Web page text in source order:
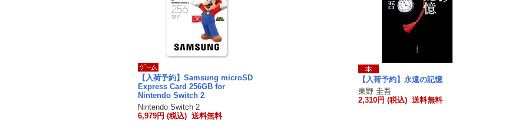
【入荷予約】Samsung microSD
Express Card 256GB for
Nintendo Switch 2
Nintendo Switch 2
6,979円 (税込) 送料無料
【入荷予約】永遠の記憶
東野 圭吾
2,310円 (税込) 送料無料